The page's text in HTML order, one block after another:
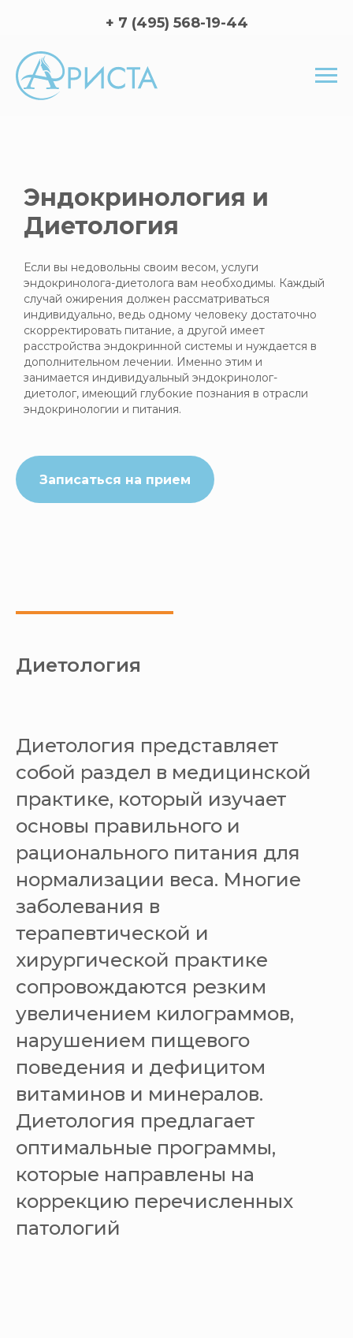
+ 7 (495) 568-19-44
Эндокринология и
Диетология
Если вы недовольны своим весом, услуги
эндокринолога-диетолога вам необходимы. Каждый
случай ожирения должен рассматриваться
индивидуально, ведь одному человеку достаточно
скорректировать питание, а другой имеет
расстройства эндокринной системы и нуждается в
дополнительном лечении. Именно этим и
занимается индивидуальный эндокринолог-
диетолог, имеющий глубокие познания в отрасли
эндокринологии и питания.
Записаться на прием
Диетология
Диетология представляет
собой раздел в медицинской
практике, который изучает
основы правильного и
рационального питания для
нормализации веса. Многие
заболевания в
терапевтической и
хирургической практике
сопровождаются резким
увеличением килограммов,
нарушением пищевого
поведения и дефицитом
витаминов и минералов.
Диетология предлагает
оптимальные программы,
которые направлены на
коррекцию перечисленных
патологий